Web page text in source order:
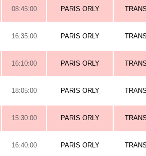
08:45:00 PARIS ORLY
16:35:00 PARIS ORLY
16:10:00 PARIS ORLY
18:05:00 PARIS ORLY
15:30:00 PARIS ORLY
16:40:00 PARIS ORLY